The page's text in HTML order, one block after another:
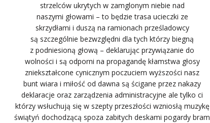
strzelców ukrytych w zamglonym niebie nad
naszymi głowami – to będzie trasa ucieczki ze
skrzydłami i duszą na ramionach prześladowcy
są szczególnie bezwzględni dla tych którzy biegną
z podniesioną głową – deklarując przywiązanie do
wolności i są odporni na propagandę kłamstwa głosy
zniekształcone cynicznym poczuciem wyższości nasz
bunt wiara i miłość od dawna są ścigane przez nakazy
deklaracje oraz zarządzenia administracyjne ale tylko ci
którzy wsłuchują się w szepty przeszłości wzniosłą muzykę
świątyń dochodzącą spoza zabitych deskami pogardy bram